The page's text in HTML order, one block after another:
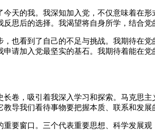
天的我。我深知加入党，不仅意味着在
思后的选择。我渴望将自身所学，结合
也看到了自己的不足与挑战。我期待在
请加入党最坚实的基石。我期待着能在
卷，吸引着我深入学习和探索。马克思
导我们看待事物要把握本质、联系和发
要窗口。三个代表重要思想、科学发展